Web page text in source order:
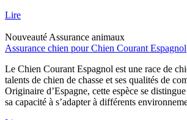
Lire
Nouveauté Assurance animaux
Assurance chien pour Chien Courant Espagnol
Le Chien Courant Espagnol est une race de
talents de chien de chasse et ses qualités de
Originaire d’Espagne, cette espèce se
sa capacité à s’adapter à différents